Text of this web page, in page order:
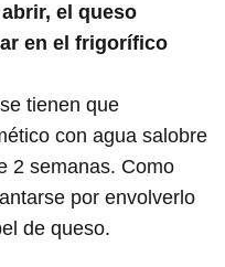
el queso
en el frigorífico
tienen que
con agua salobre
2 semanas. Como
por envolverlo
de queso.